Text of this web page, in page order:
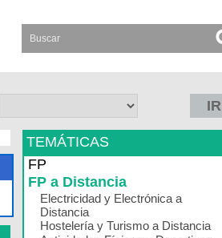
IR
TEMÁTICAS
FP
FP a Distancia
Electricidad y Electrónica a
Distancia
Hostelería y Turismo a Distancia